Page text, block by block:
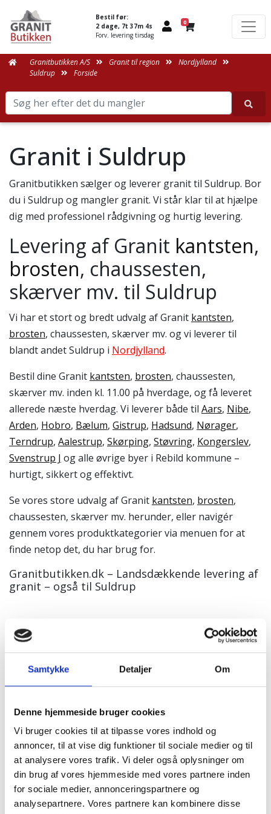
Samtykke Detaljer Om
Denne hjemmeside bruger cookies
Vi bruger cookies til at tilpasse vores indhold og
annoncer, til at vise dig funktioner til sociale medier og til
at analysere vores trafik. Vi deler også oplysninger om
din brug af vores hjemmeside med vores partnere inden
for sociale medier, annonceringspartnere og
analysepartnere. Vores partnere kan kombinere disse
Granit i Suldrup
Granitbutikken sælger og leverer granit til Suldrup. Bor
du i Suldrup og mangler granit. Vi står klar til at hjælpe
dig med professionel rådgivning og hurtig levering.
Levering af Granit kantsten,
brosten, chaussesten,
skærver mv. til Suldrup
Vi har et stort og bredt udvalg af Granit kantsten,
brosten, chaussesten, skærver mv. og vi leverer til
blandt andet Suldrup i Nordjylland.
Bestil dine Granit kantsten, brosten, chaussesten,
skærver mv. inden kl. 11.00 på hverdage, og få leveret
allerede næste hverdag. Vi leverer både til Aars, Nibe,
Arden, Hobro, Bælum, Gistrup, Hadsund, Nørager,
Terndrup, Aalestrup, Skørping, Støvring, Kongerslev,
Svenstrup J og alle øvrige byer i Rebild kommune –
hurtigt, sikkert og effektivt.
Se vores store udvalg af Granit kantsten, brosten,
chaussesten, skærver mv. herunder, eller navigér
gennem vores produktkategorier via menuen for at
finde netop det, du har brug for.
Granitbutikken.dk – Landsdækkende levering af
granit – også til Suldrup
Bestil før:
2 dage, 7t 37m 4s
Forv. levering tirsdag
0
Granitbutikken A/S Granit til region
Nordjylland
Suldrup
Forside